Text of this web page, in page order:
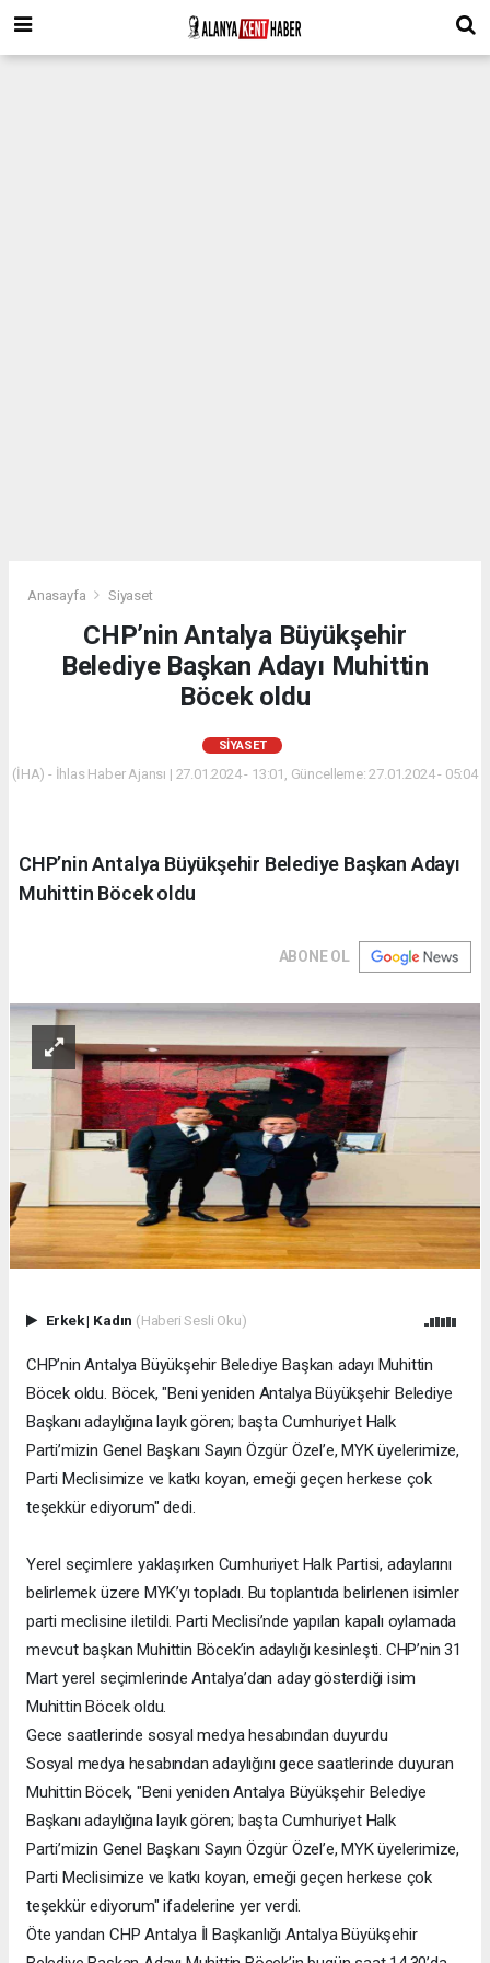
Anasayfa Siyaset
CHP’nin Antalya Büyükşehir
Belediye Başkan Adayı Muhittin
Böcek oldu
SIYASET
(İHA) - İhlas Haber Ajansı | 27.01.2024 - 13:01, Güncelleme: 27.01.2024 - 05:04
CHP’nin Antalya Büyükşehir Belediye Başkan Adayı
Muhittin Böcek oldu
ABONE OL
Erkek| Kadın (Haberi Sesli Oku)
CHP’nin Antalya Büyükşehir Belediye Başkan adayı Muhittin
Böcek oldu. Böcek, "Beni yeniden Antalya Büyükşehir Belediye
Başkanı adaylığına layık gören; başta Cumhuriyet Halk
Parti’mizin Genel Başkanı Sayın Özgür Özel’e, MYK üyelerimize,
Parti Meclisimize ve katkı koyan, emeği geçen herkese çok
teşekkür ediyorum" dedi.
Yerel seçimlere yaklaşırken Cumhuriyet Halk Partisi, adaylarını
belirlemek üzere MYK’yı topladı. Bu toplantıda belirlenen isimler
parti meclisine iletildi. Parti Meclisi’nde yapılan kapalı oylamada
mevcut başkan Muhittin Böcek’in adaylığı kesinleşti. CHP’nin 31
Mart yerel seçimlerinde Antalya’dan aday gösterdiği isim
Muhittin Böcek oldu.
Gece saatlerinde sosyal medya hesabından duyurdu
Sosyal medya hesabından adaylığını gece saatlerinde duyuran
Muhittin Böcek, "Beni yeniden Antalya Büyükşehir Belediye
Başkanı adaylığına layık gören; başta Cumhuriyet Halk
Parti’mizin Genel Başkanı Sayın Özgür Özel’e, MYK üyelerimize,
Parti Meclisimize ve katkı koyan, emeği geçen herkese çok
teşekkür ediyorum" ifadelerine yer verdi.
Öte yandan CHP Antalya İl Başkanlığı Antalya Büyükşehir